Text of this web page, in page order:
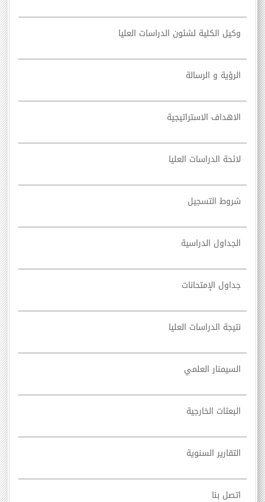
وكيل الكلية لشئون الدراسات العليا
الرؤية و الرسالة
الاهداف الاستراتيجية
لائحة الدراسات العليا
شروط التسجيل
الجداول الدراسية
جداول الإمتحانات
نتيجة الدراسات العليا
السيمنار العلمي
البعثات الخارجية
التقارير السنوية
اتصل بنا